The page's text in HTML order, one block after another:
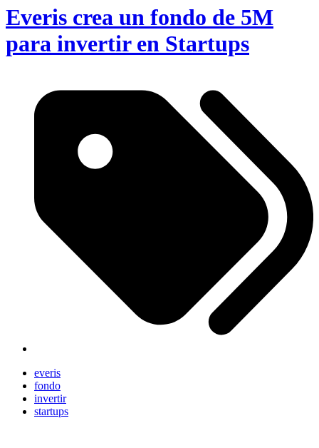
Everis crea un fondo de 5M
para invertir en Startups
everis
fondo
invertir
startups